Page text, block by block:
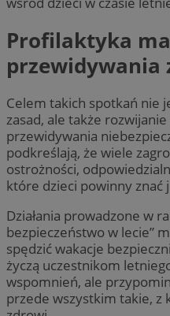
Profilaktyka
przewidywania
Celem takich spotkań nie
zasad, ale także
przewidywania
podkreślają, że wiele
ostrożności,
które dzieci powinny znać
Działania prowadzone w
bezpieczeństwo w lecie”
spędzić wakacje
życzą uczestnikom
wspomnień, ale
przede wszystkim takie, z